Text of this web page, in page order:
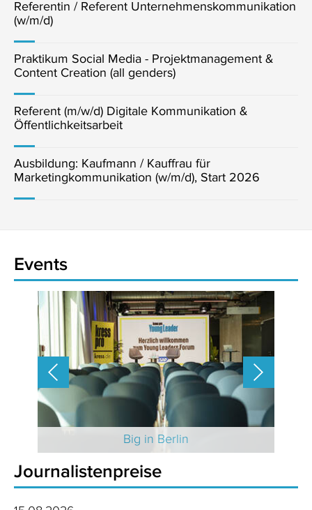
Referentin / Referent Unternehmenskommunikation
(w/m/d)
Praktikum Social Media - Projektmanagement &
Content Creation (all genders)
Referent (m/w/d) Digitale Kommunikation &
Öffentlichkeitsarbeit
Ausbildung: Kaufmann / Kauffrau für
Marketingkommunikation (w/m/d), Start 2026
Events
Big in Berlin
Journalistenpreise